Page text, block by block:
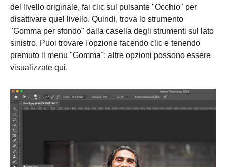
del livello originale, fai clic sul pulsante "Occhio" per
disattivare quel livello. Quindi, trova lo strumento
"Gomma per sfondo" dalla casella degli strumenti sul lato
sinistro. Puoi trovare l'opzione facendo clic e tenendo
premuto il menu "Gomma"; altre opzioni possono essere
visualizzate qui.